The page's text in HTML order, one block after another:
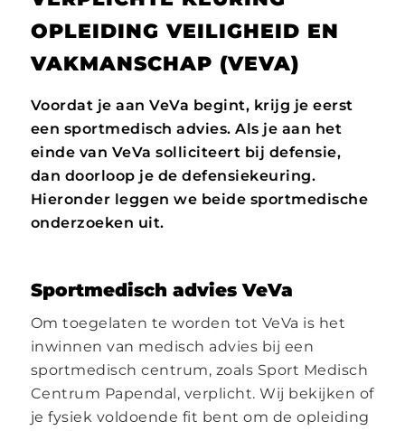
OPLEIDING VEILIGHEID EN
VAKMANSCHAP (VEVA)
Voordat je aanVeVa begint, krijg je eerst
een sportmedisch advies. Als je aan het
einde van VeVa solliciteert bij defensie,
dan doorloop je de defensiekeuring.
Hieronder leggen we beide sportmedische
onderzoeken uit.
Sportmedisch adviesVeVa
Om toegelaten te worden tot VeVa is het
inwinnen van medisch advies bij een
sportmedisch centrum, zoals Sport Medisch
Centrum Papendal, verplicht. Wij bekijken of
je fysiek voldoende fit bent om de opleiding